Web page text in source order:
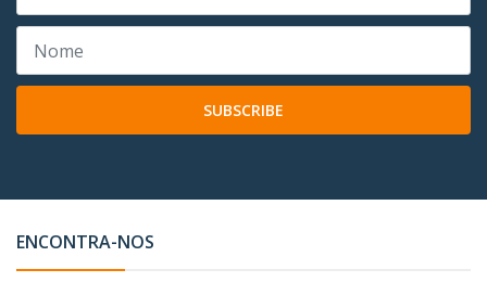
SUBSCRIBE
ENCONTRA-NOS